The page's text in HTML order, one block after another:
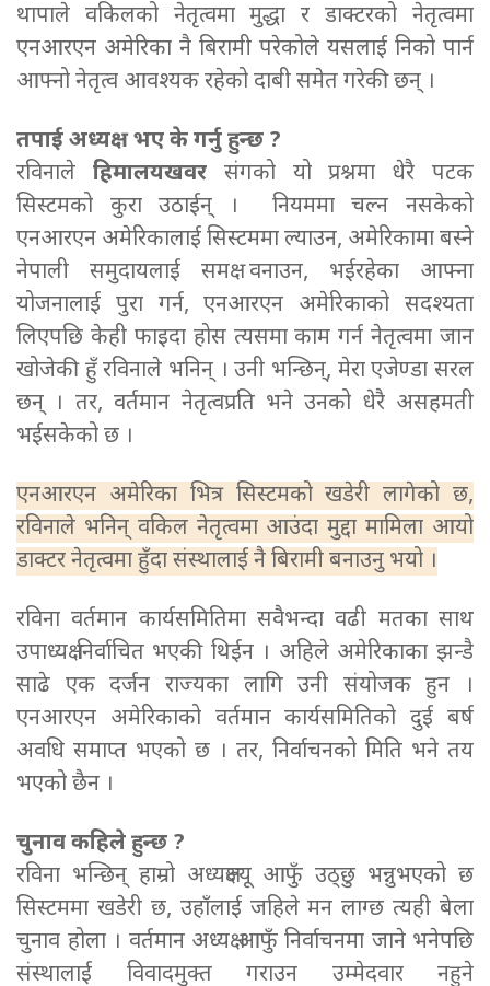
थापाले वकिलको नेतृत्वमा मुद्धा र डाक्टरको नेतृत्वमा
एनआरएन अमेरिका नै बिरामी परेकोले यसलाई निको पार्न
आफ्नो नेतृत्व आवश्यक रहेको दाबी समेत गरेकी छन् ।
तपाई अध्यक्ष भए के गर्नु हुन्छ ?
रविनाले हिमालयखवरसंगको यो प्रश्नमा धेरै पटक
सिस्टमको कुरा उठाईन् । नियममा चल्न नसकेको
एनआरएन अमेरिकालाई सिस्टममा ल्याउन, अमेरिकामा बस्ने
नेपाली समुदायलाई समक्ष वनाउन, भईरहेका आफ्ना
योजनालाई पुरा गर्न, एनआरएन अमेरिकाको सदश्यता
लिएपछि केही फाइदा होस त्यसमा काम गर्न नेतृत्वमा जान
खोजेकी हुँ रविनाले भनिन् ।उनी भन्छिन्, मेरा एजेण्डा सरल
छन् । तर, वर्तमान नेतृत्वप्रति भने उनको धेरै असहमती
भईसकेको छ ।
एनआरएन अमेरिका भित्र सिस्टमको खडेरी लागेको छ,
रविनाले भनिन् वकिल नेतृत्वमा आउंदा मुद्दा मामिला आयो
डाक्टर नेतृत्वमा हुँदा संस्थालाई नै बिरामी बनाउनु भयो ।
रविना वर्तमान कार्यसमितिमा सवैभन्दा वढी मतका साथ
उपाध्यक्ष निर्वाचित भएकी थिईन । अहिले अमेरिकाका झन्डै
साढे एक दर्जन राज्यका लागि उनी संयोजक हुन ।
एनआरएन अमेरिकाको वर्तमान कार्यसमितिको दुई बर्ष
अवधि समाप्त भएको छ । तर, निर्वाचनको मिति भने तय
भएको छैन ।
चुनाव कहिले हुन्छ ?
रविना भन्छिन् हाम्रो अध्यक्षज्यू आफुँ उठ्छु भन्नुभएको छ
सिस्टममा खडेरी छ, उहाँलाई जहिले मन लाग्छ त्यही बेला
चुनाव होला । वर्तमान अध्यक्ष आफुँ निर्वाचनमा जाने भनेपछि
संस्थालाई विवादमुक्त गराउन उम्मेदवार नहुने